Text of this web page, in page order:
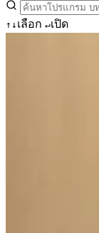
↑ ↓ เลือก ↵เปิด